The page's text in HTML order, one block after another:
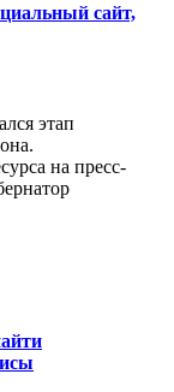
сайт,
этап
на пресс-